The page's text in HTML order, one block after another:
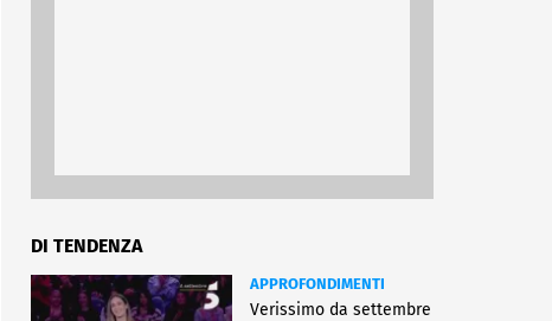
DI TENDENZA
APPROFONDIMENTI
Verissimo da settembre